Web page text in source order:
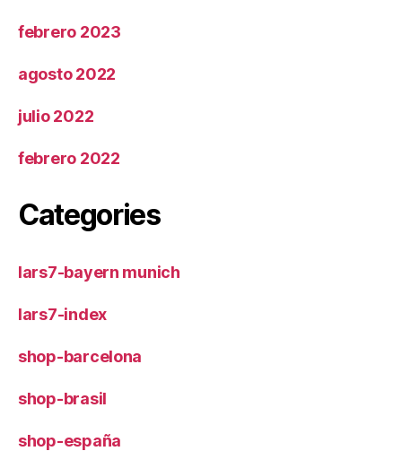
febrero 2023
agosto 2022
julio 2022
febrero 2022
Categories
lars7-bayern munich
lars7-index
shop-barcelona
shop-brasil
shop-españa